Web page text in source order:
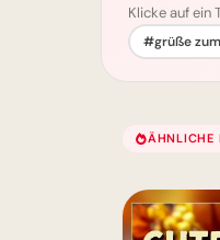
Klicke auf ein
#grüße
ÄHNLICHE